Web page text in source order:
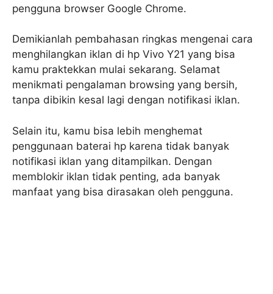
pengguna browser Google Chrome.
Demikianlah pembahasan ringkas mengenai cara
menghilangkan iklan di hp Vivo Y21 yang bisa
kamu praktekkan mulai sekarang. Selamat
menikmati pengalaman browsing yang bersih,
tanpa dibikin kesal lagi dengan notifikasi iklan.
Selain itu, kamu bisa lebih menghemat
penggunaan baterai hp karena tidak banyak
notifikasi iklan yang ditampilkan. Dengan
memblokir iklan tidak penting, ada banyak
manfaat yang bisa dirasakan oleh pengguna.